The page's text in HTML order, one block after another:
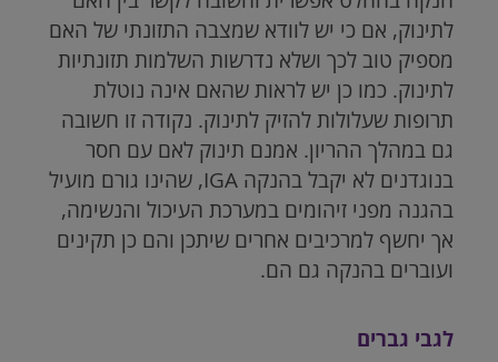
לתינוק, אם כי יש לוודא שמצבה התזונתי של האם
מספיק טוב לכך ושלא נדרשות השלמות תזונתיות
לתינוק. כמו כן יש לראות שהאם אינה נוטלת
תרופות שעלולות להזיק לתינוק. נקודה זו חשובה
גם במהלך ההריון. אמנם תינוק לאם עם חסר
בנוגדנים לא יקבל בהנקה IGA, שהינו גורם מועיל
בהגנה מפני זיהומים במערכת העיכול והנשימה,
אך יחשף למרכיבים אחרים שיתכן והם כן תקינים
ועוברים בהנקה גם הם.
לגבי גברים